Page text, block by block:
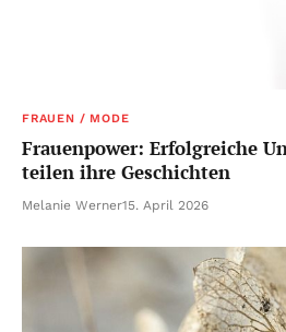
FRAUEN / MODE
Frauenpower: Erfolgreiche
teilen ihre Geschichten
Melanie Werner15. April 2026